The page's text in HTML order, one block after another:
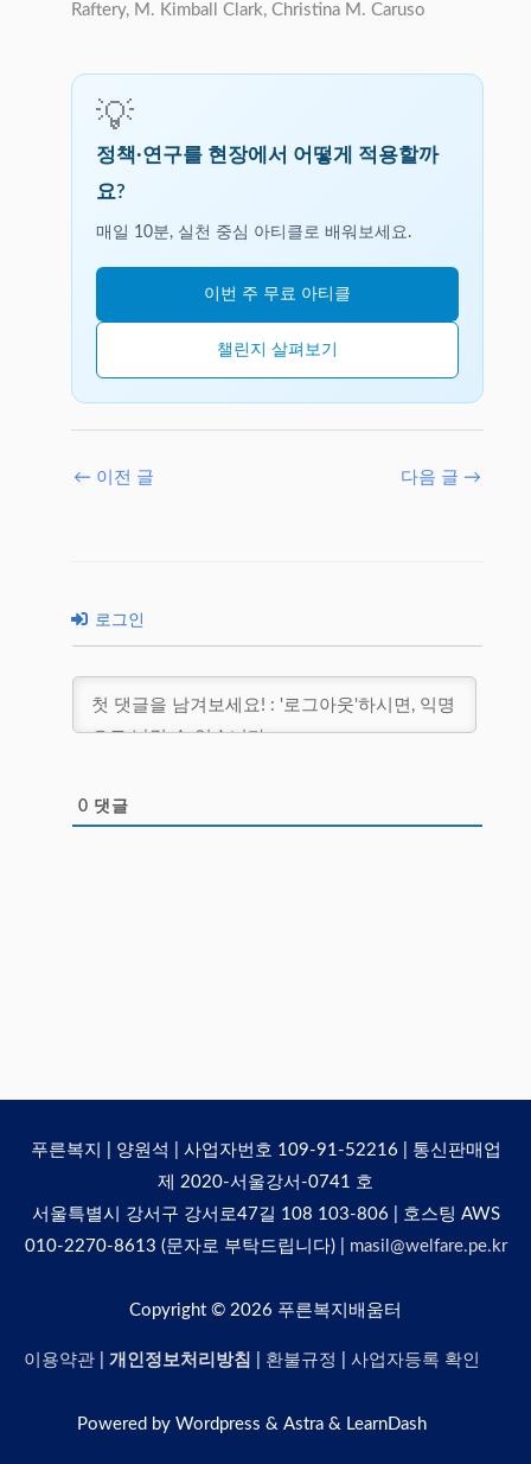
Raftery, M. Kimball Clark, Christina M. Caruso
💡
정책·연구를 현장에서 어떻게 적용할까
요?
매일 10분, 실천 중심 아티클로 배워보세요.
이번 주 무료 아티클
챌린지 살펴보기
← 이전 글 다음 글 →
로그인
0 댓글
푸른복지 | 양원석 | 사업자번호 109-91-52216 | 통신판매업
제 2020-서울강서-0741 호
서울특별시 강서구 강서로47길 108 103-806 | 호스팅 AWS
010-2270-8613 (문자로 부탁드립니다) | masil@welfare.pe.kr
Copyright © 2026 푸른복지배움터
이용약관 개인정보처리방침 환불규정 사업자등록 확인
Powered by Wordpress & Astra & LearnDash